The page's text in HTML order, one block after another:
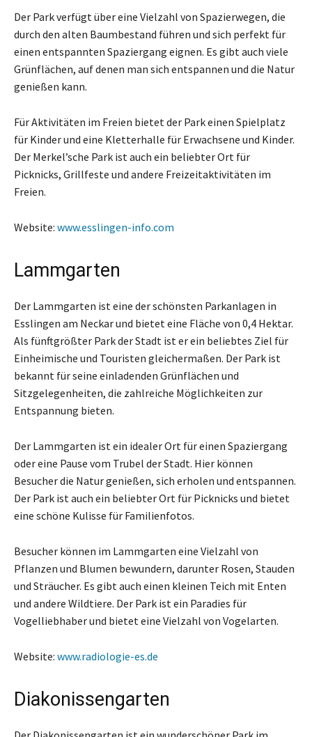
Der Park verfügt über eine Vielzahl von Spazierwegen, die
durch den alten Baumbestand führen und sich perfekt für
einen entspannten Spaziergang eignen. Es gibt auch viele
Grünflächen, auf denen man sich entspannen und die Natur
genießen kann.
Für Aktivitäten im Freien bietet der Park einen Spielplatz
für Kinder und eine Kletterhalle für Erwachsene und Kinder.
Der Merkel’sche Park ist auch ein beliebter Ort für
Picknicks, Grillfeste und andere Freizeitaktivitäten im
Freien.
Website: www.esslingen-info.com
Lammgarten
Der Lammgarten ist eine der schönsten Parkanlagen in
Esslingen am Neckar und bietet eine Fläche von 0,4 Hektar.
Als fünftgrößter Park der Stadt ist er ein beliebtes Ziel für
Einheimische und Touristen gleichermaßen. Der Park ist
bekannt für seine einladenden Grünflächen und
Sitzgelegenheiten, die zahlreiche Möglichkeiten zur
Entspannung bieten.
Der Lammgarten ist ein idealer Ort für einen Spaziergang
oder eine Pause vom Trubel der Stadt. Hier können
Besucher die Natur genießen, sich erholen und entspannen.
Der Park ist auch ein beliebter Ort für Picknicks und bietet
eine schöne Kulisse für Familienfotos.
Besucher können im Lammgarten eine Vielzahl von
Pflanzen und Blumen bewundern, darunter Rosen, Stauden
und Sträucher. Es gibt auch einen kleinen Teich mit Enten
und andere Wildtiere. Der Park ist ein Paradies für
Vogelliebhaber und bietet eine Vielzahl von Vogelarten.
Website: www.radiologie-es.de
Diakonissengarten